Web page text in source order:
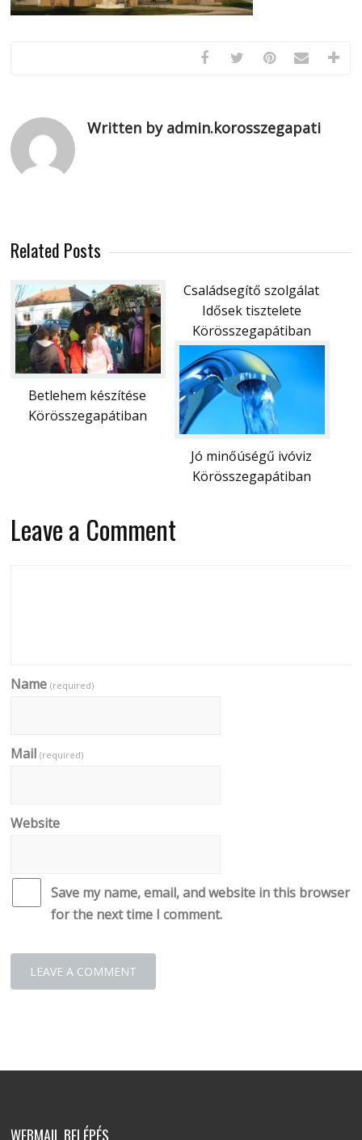
Written by admin.korosszegapati
Related Posts
Betlehem készítése
Körösszegapátiban
Családsegítő szolgálat
Idősek tisztelete
Körösszegapátiban
Jó minőúségű ivóviz
Körösszegapátiban
Leave a Comment
Name(required)
Mail(required)
Website
Save my name, email, and website in this browser
for the next time I comment.
WEBMAIL BELÉPÉS